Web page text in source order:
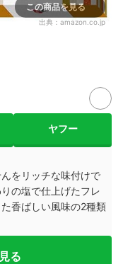
この商品を見る
出典： amazon.co.jp
ヤフー
をリッチな味付けで
の塩で仕上げたフレ
香ばしい風味の2種類
る